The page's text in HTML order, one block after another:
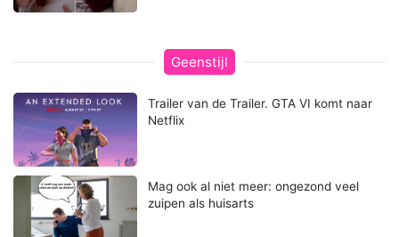
Geenstijl
Trailer van de Trailer. GTA VI komt naar
Netflix
Mag ook al niet meer: ongezond veel
zuipen als huisarts